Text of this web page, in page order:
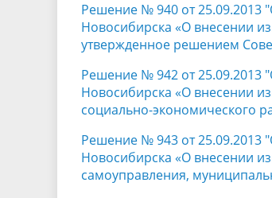
Решение № 940 от 25.09.2013
Новосибирска «О внесении
утвержденное решением
Решение № 942 от 25.09.2013
Новосибирска «О внесении
социально-экономического
Решение № 943 от 25.09.2013
Новосибирска «О внесении
самоуправления,